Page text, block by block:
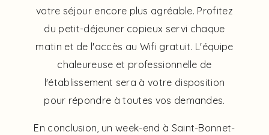
votre séjour encore plus agréable. Profitez
du petit-déjeuner copieux servi chaque
matin et de l'accès au Wifi gratuit. L'équipe
chaleureuse et professionnelle de
l'établissement sera à votre disposition
pour répondre à toutes vos demandes.
En conclusion, un week-end à Saint-Bonnet-